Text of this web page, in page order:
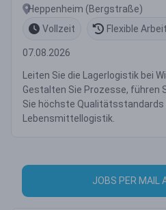
Heppenheim (Bergstraße)
Vollzeit
Flexible
07.08.2026
Leiten Sie die Lagerlogistik bei
Gestalten Sie Prozesse, führen
Sie höchste Qualitätsstandards
Lebensmittellogistik.
JOBS PER MAIL